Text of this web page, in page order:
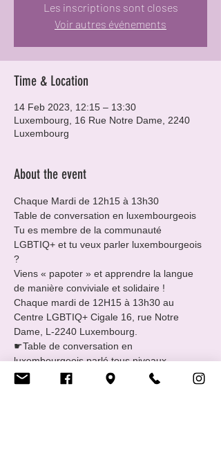
Les inscriptions sont closes
Voir autres événements
Time & Location
14 Feb 2023, 12:15 – 13:30
Luxembourg, 16 Rue Notre Dame, 2240
Luxembourg
About the event
Chaque Mardi de 12h15 à 13h30
Table de conversation en luxembourgeois
Tu es membre de la communauté
LGBTIQ+ et tu veux parler luxembourgeois
?
Viens « papoter » et apprendre la langue
de manière conviviale et solidaire !
Chaque mardi de 12H15 à 13h30 au
Centre LGBTIQ+ Cigale 16, rue Notre
Dame, L-2240 Luxembourg.
☛Table de conversation en
luxembourgeois parlé tous niveaux.
☛GRATUIT.